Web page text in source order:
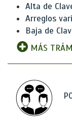
Alta de
Arreglos
Baja de
MÁS